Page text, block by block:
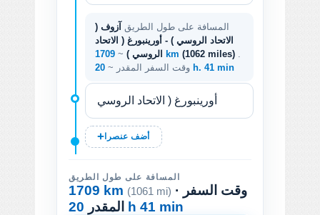
المسافة على طول الطريق آزوف (
الاتحاد الروسي ) - أورينبورغ ( الاتحاد
الروسي ) ~ 1709 km (1062 miles)
وقت السفر المقدر ~ 20 h. 41 min
أضف عنصرا
المسافة على طول الطريق
1709 km (1061 mi) · وقت السفر
المقدر 20 h 41 min